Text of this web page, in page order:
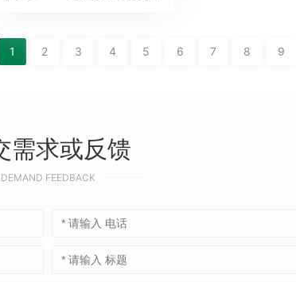
1 2 3 4 5 6 7 8 9
需求或反馈
DEMAND FEEDBACK